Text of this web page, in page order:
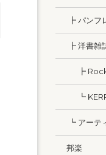
┣ パンフ
┣ 洋書雑
┣ Rock
┗
┗ アーテ
邦楽